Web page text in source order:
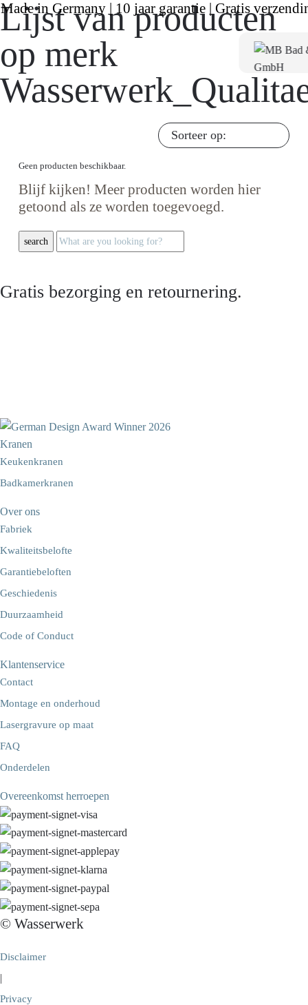
Made in Germany | 10 jaar garantie | Gratis
Lijst van producten
op merk
Sorteer op:
Geen producten beschikbaar.
Blijf kijken! Meer producten worden hier
getoond als ze worden toegevoegd.
search
Gratis bezorging en retournering.
Kranen
Keukenkranen
Badkamerkranen
Over ons
Fabriek
Kwaliteitsbelofte
Garantiebeloften
Geschiedenis
Duurzaamheid
Code of Conduct
Klantenservice
Contact
Montage en onderhoud
Lasergravure op maat
FAQ
Onderdelen
Overeenkomst herroepen
© Wasserwerk
Disclaimer
|
Privacy